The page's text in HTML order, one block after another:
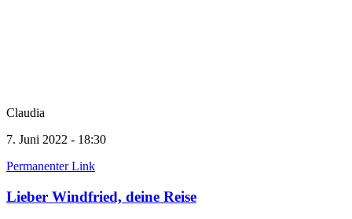
Claudia
7. Juni 2022 - 18:30
Permanenter Link
Lieber Windfried, deine Reise